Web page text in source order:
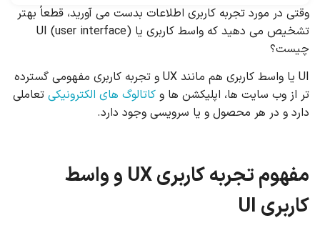
وقتی در مورد تجربه کاربری اطلاعات بدست می آورید، قطعاً بهتر
تشخیص می دهید که واسط کاربری یا UI (user interface)
چیست؟
UI یا واسط کاربری هم مانند UX و تجربه کاربری مفهومی گسترده
تر از وب سایت ها، اپلیکشن ها و کاتالوگ های الکترونیکی تعاملی
دارد و در هر محصول و یا سرویسی وجود دارد.
مفهوم تجربه کاربری UX و واسط
کاربری UI